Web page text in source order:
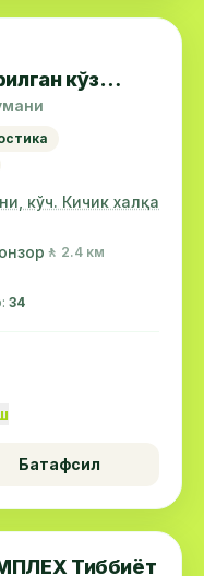
кўз
маркази
кўч. Кичик халқа
🚶 2.4 км
34
Батафсил
Тиббиёт